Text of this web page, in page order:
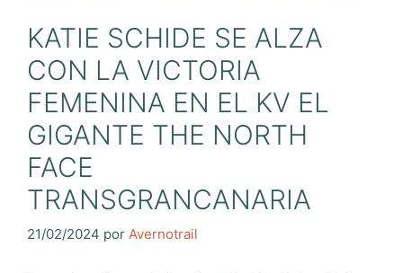
KATIE SCHIDE SE ALZA
CON LA VICTORIA
FEMENINA EN EL KV EL
GIGANTE THE NORTH
FACE
TRANSGRANCANARIA
21/02/2024 por Avernotrail